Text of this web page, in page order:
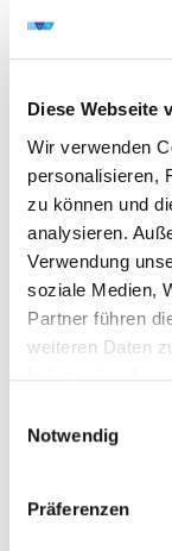
Diese Webseite
Wir verwenden
personalisieren,
zu können und
analysieren.
Verwendung
soziale Medien,
Partner führen
weiteren Daten
Notwendig
Präferenzen
FA 03
01.04.2025
13.05.2025
| 09:00 Uhr
Technische
Universität
Ilmenau